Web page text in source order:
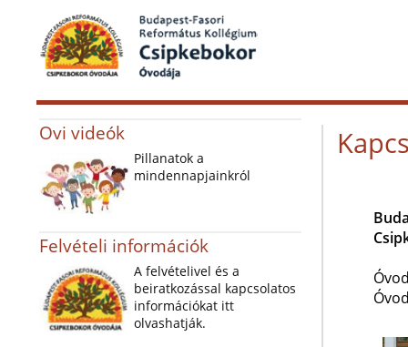
Ovi videók
Pillanatok a
mindennapjainkról
Felvételi információk
A felvételivel és a
beiratkozással kapcsolatos
információkat itt
olvashatják.